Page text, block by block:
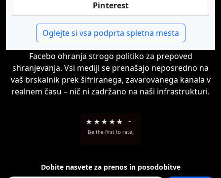
Pinterest
Oglejte si vsa podprta spletna mesta
Facebo ohranja strogo politiko za prepoved
shranjevanja. Vsi mediji se prenašajo neposredno na
vaš brskalnik prek šifriranega, zavarovanega kanala v
realnem času – nič ni zadržano na naši infrastrukturi.
★ ★★ ★★ -
Be the first to rate!
Dobite nasvete za prenos in posodobitve